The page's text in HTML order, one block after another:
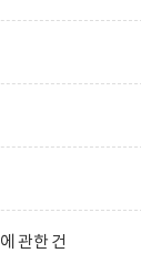
관한 건